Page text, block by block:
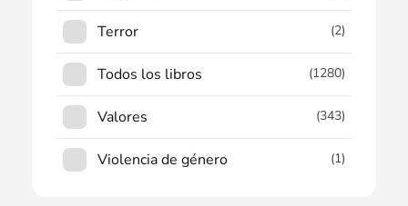
Terror (2)
Todos los libros (1280)
Valores (343)
Violencia de género (1)